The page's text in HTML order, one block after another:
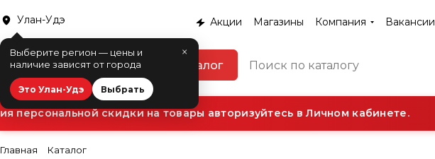
Улан-Удэ
×
Выберите регион — цены и
наличие зависят от города
Это Улан-Удэ Выбрать
Акции Магазины Компания Вакансии
Каталог
персональной скидки на товары авторизуйтесь в Личном кабинете.
Главная Каталог